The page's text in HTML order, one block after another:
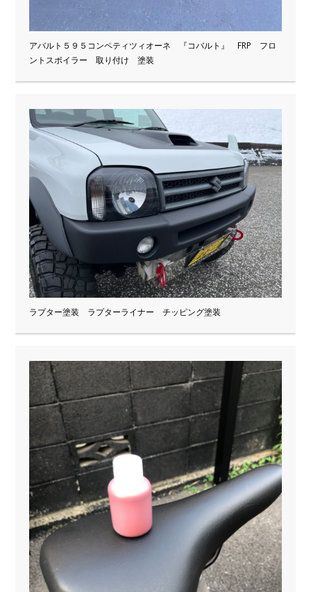
アバルト５９５コンペティツィオーネ 『コバルト』 FRP フロ
ントスポイラー 取り付け 塗装
ラプター塗装 ラプターライナー チッピング塗装